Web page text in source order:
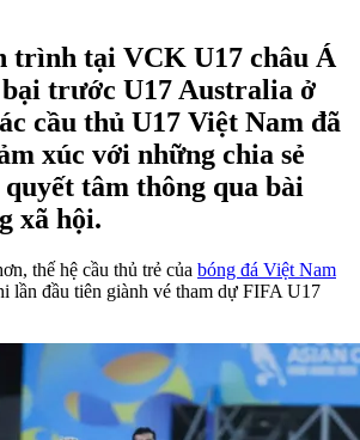
trình tại VCK U17 châu Á
bại trước U17 Australia ở
cầu thủ U17 Việt Nam đã
xúc với những chia sẻ
tâm thông qua bài
xã hội.
thế hệ cầu thủ trẻ của bóng đá Việt Nam
lần đầu tiên giành vé tham dự FIFA U17